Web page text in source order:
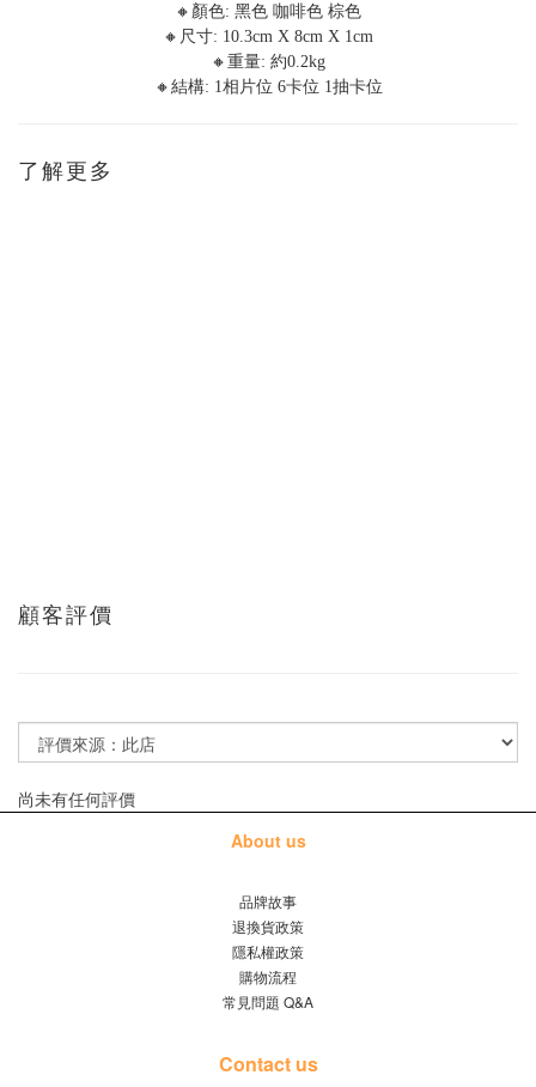
🔸顏色: 黑色 咖啡色 棕色
🔸尺寸: 10.3cm X 8cm X 1cm
🔸重量: 約0.2kg
🔸結構: 1相片位 6卡位 1抽卡位
了解更多
顧客評價
尚未有任何評價
About us
品牌故事
退換貨政策
隱私權政策
購物流程
常見問題 Q&A
Contact us